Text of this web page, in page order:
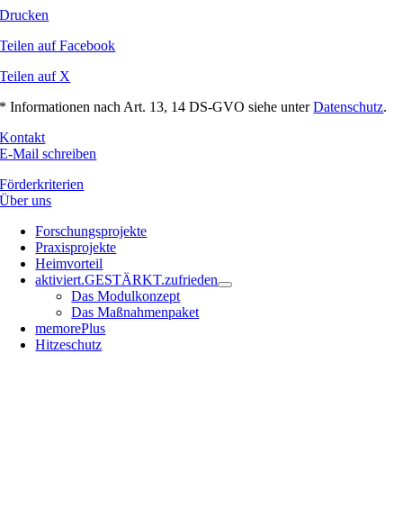
Drucken
Teilen auf Facebook
Teilen auf X
* Informationen nach Art. 13, 14 DS-GVO siehe unterDatenschutz.
Kontakt
E-Mail schreiben
Förderkriterien
Über uns
Forschungsprojekte
Praxisprojekte
Heimvorteil
aktiviert.GESTÄRKT.zufrieden
Das Modulkonzept
Das Maßnahmenpaket
memorePlus
Hitzeschutz